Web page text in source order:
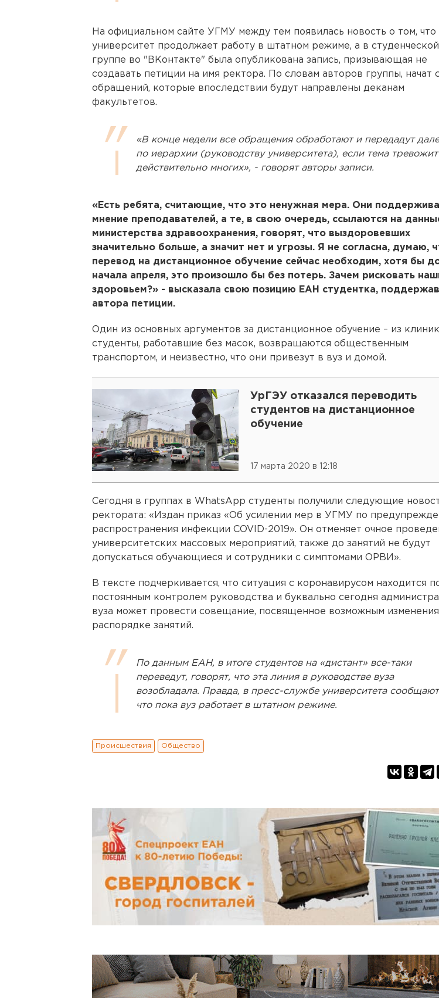
На официальном сайте УГМУ между тем появилась новость о том, что
университет продолжает работу в штатном режиме, а в студенческой
группе во "ВКонтакте" была опубликована запись, призывающая не
создавать петиции на имя ректора. По словам авторов группы, начат
обращений, которые впоследствии будут направлены деканам
факультетов.
«В конце недели все обращения обработают и передадут
по иерархии (руководству университета), если тема тревожит
действительно многих», - говорят авторы записи.
«Есть ребята, считающие, что это ненужная мера. Они
мнение преподавателей, а те, в свою очередь, ссылаются на
министерства здравоохранения, говорят, что выздоровевших
значительно больше, а значит нет и угрозы. Я не согласна, думаю,
перевод на дистанционное обучение сейчас необходим, хотя бы
начала апреля, это произошло бы без потерь. Зачем рисковать
здоровьем?» - высказала свою позицию ЕАН студентка,
автора петиции.
Один из основных аргументов за дистанционное обучение – из клиник
студенты, работавшие без масок, возвращаются общественным
транспортом, и неизвестно, что они привезут в вуз и домой.
УрГЭУ отказался переводить
студентов на дистанционное
обучение
17 марта 2020 в 12:18
Сегодня в группах в WhatsApp студенты получили следующие
ректората: «Издан приказ «Об усилении мер в УГМУ по
распространения инфекции COVID-2019». Он отменяет очное
университетских массовых мероприятий, также до занятий не будут
допускаться обучающиеся и сотрудники с симптомами ОРВИ».
В тексте подчеркивается, что ситуация с коронавирусом находится
постоянным контролем руководства и буквально сегодня
вуза может провести совещание, посвященное возможным
распорядке занятий.
По данным ЕАН, в итоге студентов на «дистант» все-таки
переведут, говорят, что эта линия в руководстве вуза
возобладала. Правда, в пресс-службе университета
что пока вуз работает в штатном режиме.
Происшествия Общество